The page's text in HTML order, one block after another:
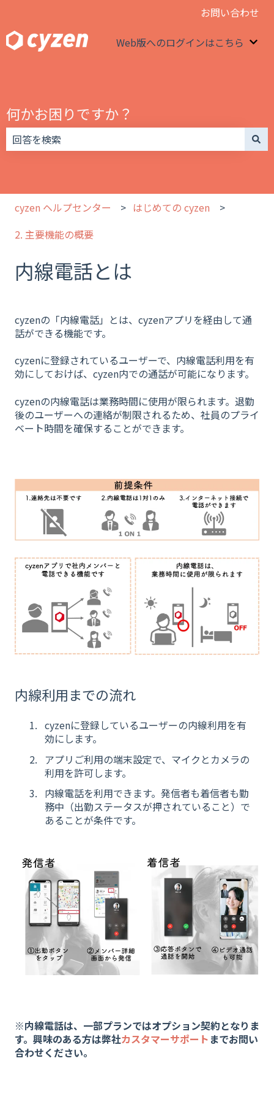
お問い合わせ
Web版へのログインはこちら
何かお困りですか？
cyzen ヘルプセンター
はじめての cyzen
2. 主要機能の概要
内線電話とは
cyzenの「内線電話」とは、cyzenアプリを経由して通
話ができる機能です。
cyzenに登録されているユーザーで、内線電話利用を有
効にしておけば、cyzen内での通話が可能になります。
cyzenの内線電話は業務時間に使用が限られます。退勤
後のユーザーへの連絡が制限されるため、社員のプライ
ベート時間を確保することができます。
内線利用までの流れ
cyzenに登録しているユーザーの内線利用を有
効にします。
アプリご利用の端末設定で、マイクとカメラの
利用を許可します。
内線電話を利用できます。発信者も着信者も勤
務中（出勤ステータスが押されていること）で
あることが条件です。
※内線電話は、一部プランではオプション契約となりま
す。興味のある方は弊社カスタマーサポート までお問い
合わせください。